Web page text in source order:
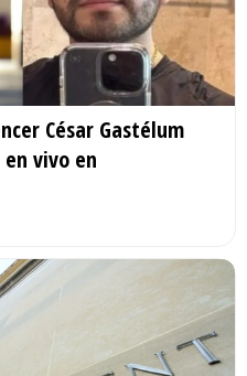
César Gastélum
vivo en